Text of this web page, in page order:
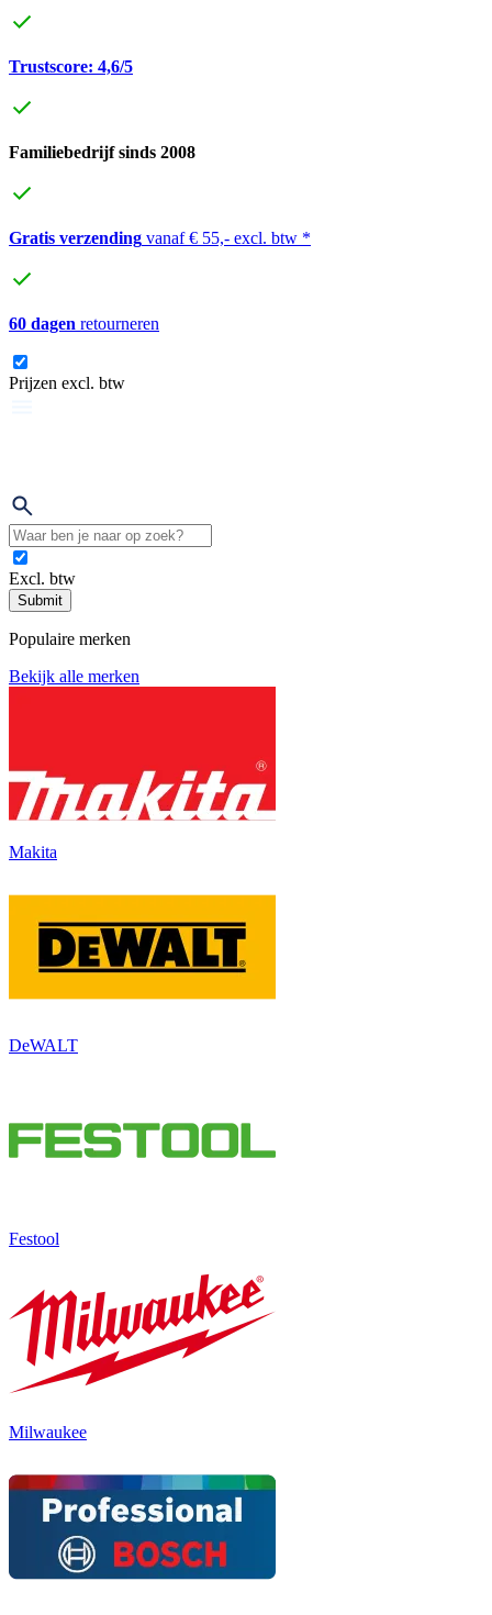
Trustscore: 4,6/5
Familiebedrijf sinds 2008
Gratis verzending vanaf € 55,- excl. btw *
60 dagen retourneren
Prijzen excl. btw
Excl. btw
Submit
Populaire merken
Bekijk alle merken
Makita
DeWALT
Festool
Milwaukee